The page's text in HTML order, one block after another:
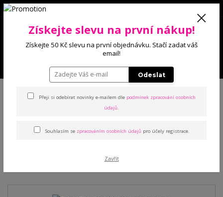
0 Kč
Ester 3/4 riflové legíny pro
Získejte slevu na první nákup!
Získejte 50 Kč slevu na první objednávku. Stačí zadat váš
email!
Odeslat
Přeji si odebírat novinky e-mailem dle podmínek zpracování osobních
údajů.
Souhlasím se zpracováním osobních údajů pro účely registrace.
Zavřít